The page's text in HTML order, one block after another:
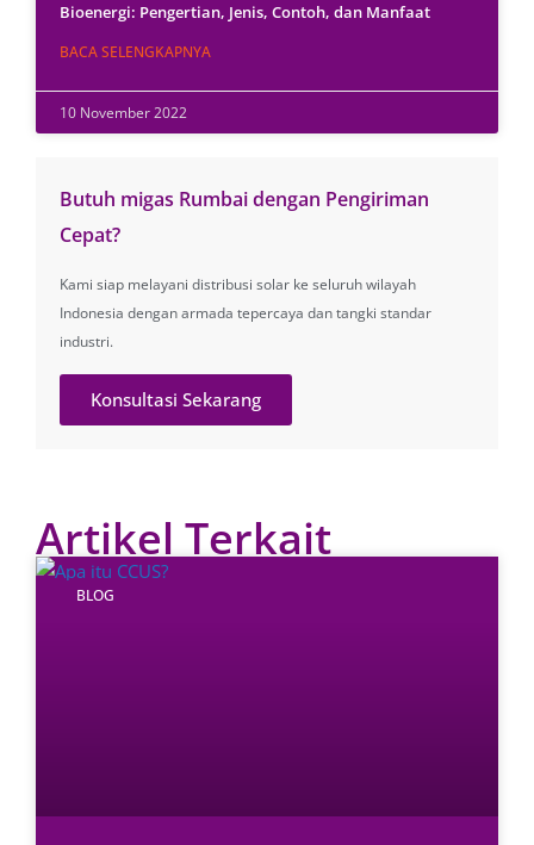
Bioenergi: Pengertian, Jenis, Contoh, dan Manfaat
BACA SELENGKAPNYA
10 November 2022
Butuh migas Rumbai dengan Pengiriman
Cepat?
Kami siap melayani distribusi solar ke seluruh wilayah
Indonesia dengan armada tepercaya dan tangki standar
industri.
Konsultasi Sekarang
Artikel Terkait
BLOG